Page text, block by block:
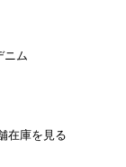
ニム
在庫を見る